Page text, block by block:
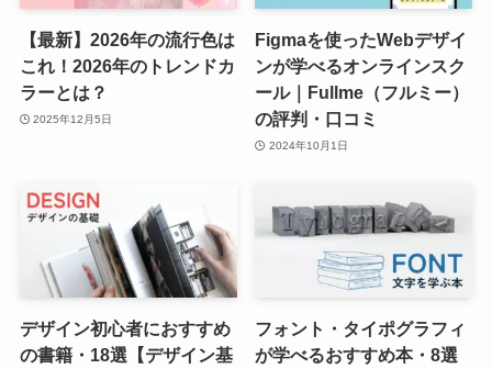
【最新】2026年の流行色は
これ！2026年のトレンドカ
ラーとは？
2025年12月5日
Figmaを使ったWebデザイ
ンが学べるオンラインスク
ール｜Fullme（フルミー）
の評判・口コミ
2024年10月1日
デザイン初心者におすすめ
の書籍・18選【デザイン基
フォント・タイポグラフィ
が学べるおすすめ本・8選